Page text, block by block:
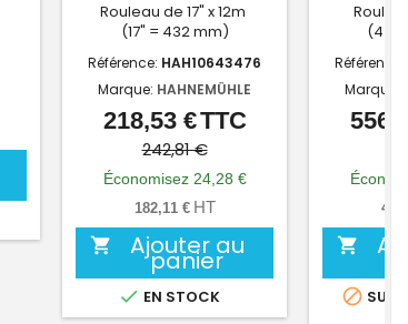
Rouleau de 17" x 12m
(17" = 432 mm)
Référence: HAH10643476
Marque: HAHNEMÜHLE
Prix
Prix
de
base
218,53 €TTC
242,81 €
Économisez 24,28 €
182,11 € HT
 Ajouter au
panier
 EN STOCK
(44"
Référence:
Marque:

 SUR